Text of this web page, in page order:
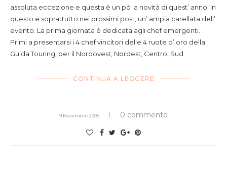
assoluta eccezione e questa è un pò la novità di quest’ anno. In
questo e soprattutto nei prossimi post, un’ ampia carellata dell’
evento. La prima giornata è dedicata agli chef emergenti.
Primi a presentarsi i 4 chef vincitori delle 4 ruote d’ oro della
Guida Touring, per il Nordovest, Nordest, Centro, Sud.
CONTINUA A LEGGERE
9 Novembre 2009 0 commento